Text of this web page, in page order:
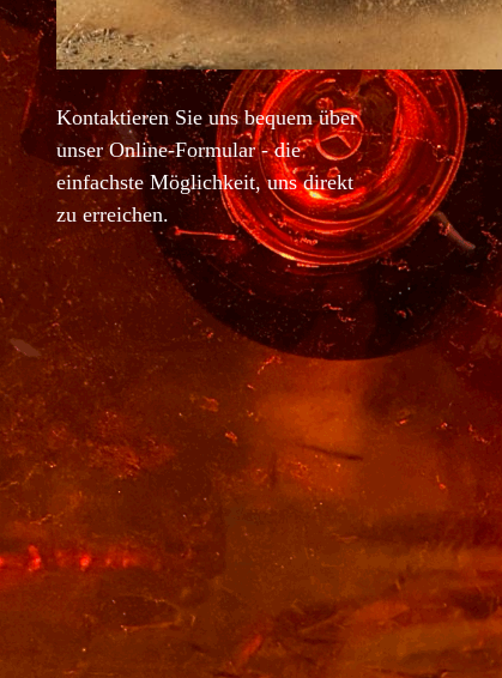
Kontaktieren Sie uns bequem über
unser Online-Formular - die
einfachste Möglichkeit, uns direkt
zu erreichen.